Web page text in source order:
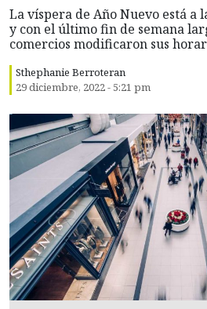
La víspera de Año Nuevo está a
y con el último fin de semana
comercios modificaron sus
Sthephanie Berroteran
29 diciembre, 2022 - 5:21 pm